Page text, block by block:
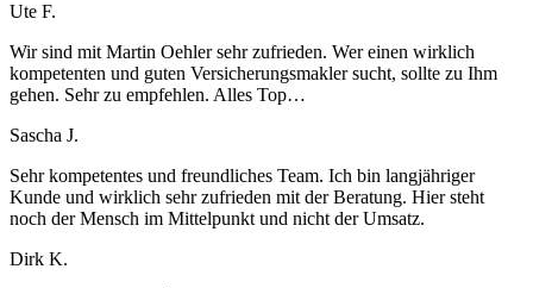
Ute F.
Wir sind mit Martin Oehler sehr zufrieden. Wer einen wirklich
kompetenten und guten Versicherungsmakler sucht, sollte zu Ihm
gehen. Sehr zu empfehlen. Alles Top…
Sascha J.
Sehr kompetentes und freundliches Team. Ich bin langjähriger
Kunde und wirklich sehr zufrieden mit der Beratung. Hier steht
noch der Mensch im Mittelpunkt und nicht der Umsatz.
Dirk K.